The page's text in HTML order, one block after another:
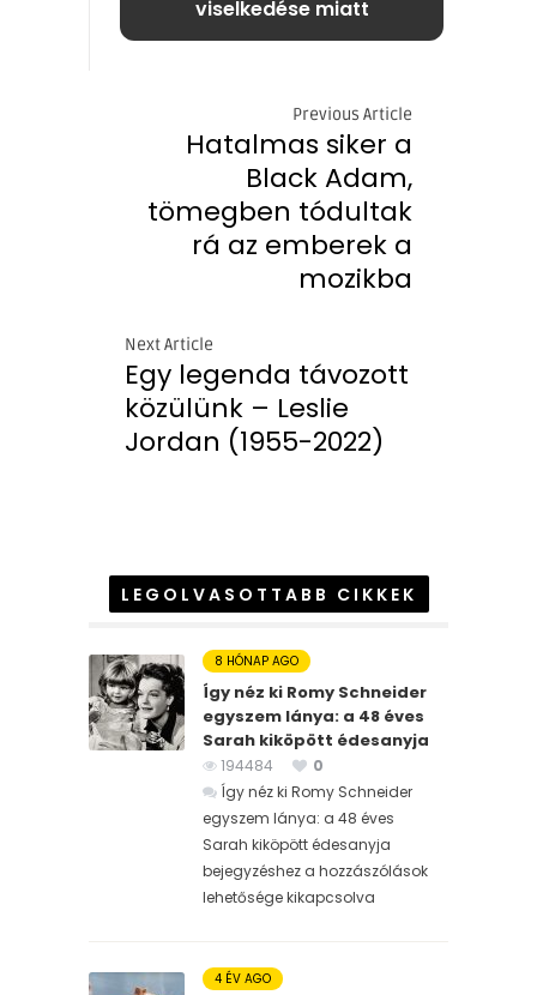
viselkedése miatt
Previous Article
Hatalmas siker a
Black Adam,
tömegben tódultak
rá az emberek a
mozikba
Next Article
Egy legenda távozott
közülünk – Leslie
Jordan (1955-2022)
LEGOLVASOTTABB CIKKEK
8 HÓNAP AGO
Így néz ki Romy Schneider
egyszem lánya: a 48 éves
Sarah kiköpött édesanyja
194484
0
Így néz ki Romy Schneider
egyszem lánya: a 48 éves
Sarah kiköpött édesanyja
bejegyzéshez a hozzászólások
lehetősége kikapcsolva
4 ÉV AGO